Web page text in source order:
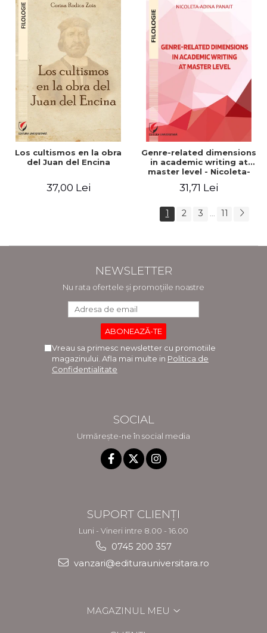
Los cultismos en la obra
del Juan del Encina
37,00 Lei
Genre-related dimensions
in academic writing at
master level - Nicoleta-
31,71 Lei
1 2 3 ... 11
NEWSLETTER
Nu rata ofertele și promoțiile noastre
Vreau sa primesc newsletter cu promotiile
magazinului. Afla mai multe in Politica de
Confidentialitate
SOCIAL
Urmărește-ne în social media
SUPORT CLIENȚI
Luni - Vineri intre 8.00 - 16.00
0745 200 357
vanzari@editurauniversitara.ro
MAGAZINUL MEU